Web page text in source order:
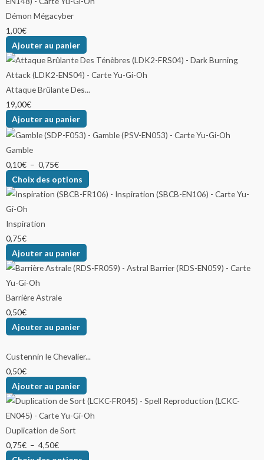
Démon Mégacyber
1,00€
Ajouter au panier
Attaque Brûlante Des...
19,00€
Ajouter au panier
Gamble
0,10€ – 0,75€
Choix des options
Inspiration
0,75€
Ajouter au panier
Barrière Astrale
0,50€
Ajouter au panier
Custennin le Chevalier...
0,50€
Ajouter au panier
Duplication de Sort
0,75€ – 4,50€